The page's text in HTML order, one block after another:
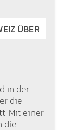
ÜBER
in der
die
Mit einer
die